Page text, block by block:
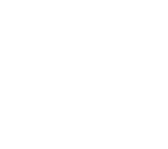
Los sindicatos aseguran que
profesionales de la salud en